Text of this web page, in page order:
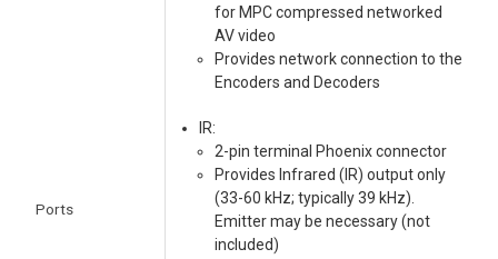
Ports
for MPC compressed networked
AV video
Provides network connection to the
Encoders and Decoders
IR:
2-pin terminal Phoenix connector
Provides Infrared (IR) output only
(33-60 kHz; typically 39 kHz).
Emitter may be necessary (not
included)